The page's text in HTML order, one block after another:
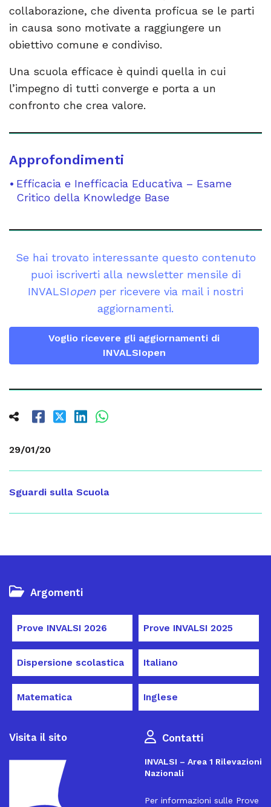
29/01/20
Sguardi sulla Scuola
collaborazione, che diventa proficua se le parti
in causa sono motivate a raggiungere un
obiettivo comune e condiviso.
Una scuola efficace è quindi quella in cui
l’impegno di tutti converge e porta a un
confronto che crea valore.
Approfondimenti
Efficacia e Inefficacia Educativa – Esame
Critico della Knowledge Base
Se hai trovato interessante questo contenuto
puoi iscriverti alla newsletter mensile di
INVALSIopen per ricevere via mail i nostri
aggiornamenti.
Voglio ricevere gli aggiornamenti di
INVALSIopen
Argomenti
Prove INVALSI 2026 Prove INVALSI 2025
Dispersione scolastica Italiano
Matematica Inglese
Visita il sito Contatti
INVALSI – Area 1 Rilevazioni
Nazionali
Per informazioni sulle Prove